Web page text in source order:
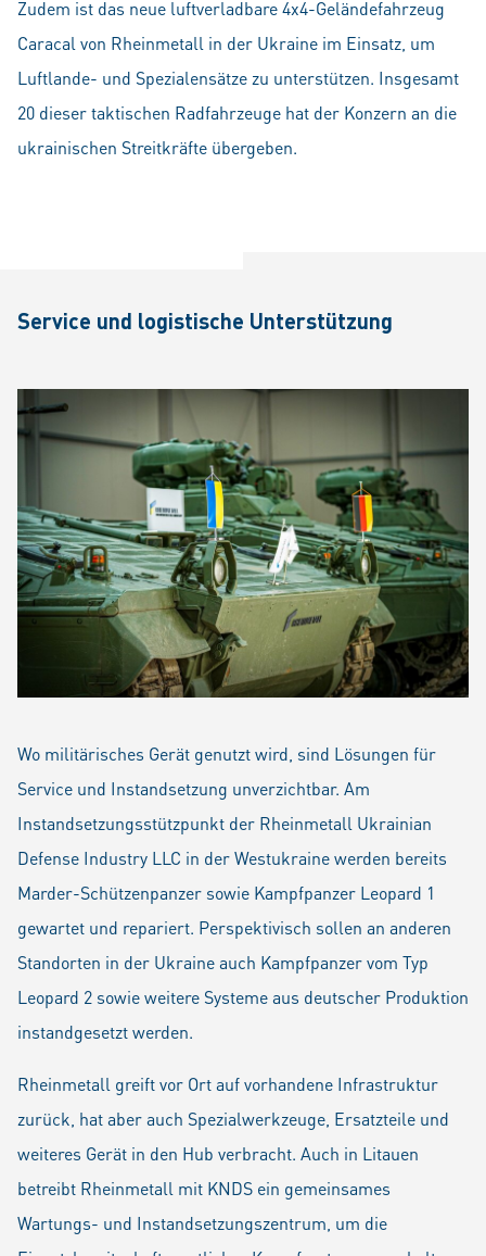
Zudem ist das neue luftverladbare 4x4-Geländefahrzeug
Caracal von Rheinmetall in der Ukraine im Einsatz, um
Luftlande- und Spezialensätze zu unterstützen. Insgesamt
20 dieser taktischen Radfahrzeuge hat der Konzern an die
ukrainischen Streitkräfte übergeben.
Service und logistische Unterstützung
Wo militärisches Gerät genutzt wird, sind Lösungen für
Service und Instandsetzung unverzichtbar. Am
Instandsetzungsstützpunkt der Rheinmetall Ukrainian
Defense Industry LLC in der Westukraine werden bereits
Marder-Schützenpanzer sowie Kampfpanzer Leopard 1
gewartet und repariert. Perspektivisch sollen an anderen
Standorten in der Ukraine auch Kampfpanzer vom Typ
Leopard 2 sowie weitere Systeme aus deutscher Produktion
instandgesetzt werden.
Rheinmetall greift vor Ort auf vorhandene Infrastruktur
zurück, hat aber auch Spezialwerkzeuge, Ersatzteile und
weiteres Gerät in den Hub verbracht. Auch in Litauen
betreibt Rheinmetall mit KNDS ein gemeinsames
Wartungs- und Instandsetzungszentrum, um die